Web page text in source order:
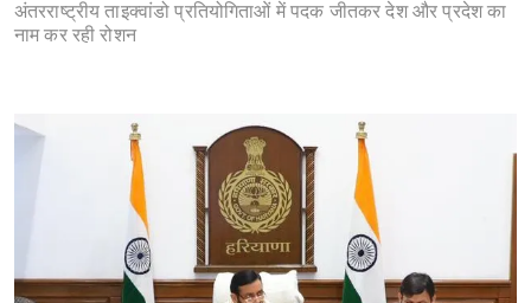
अंतरराष्ट्रीय ताइक्वांडो प्रतियोगिताओं में पदक जीतकर देश और प्रदेश का
नाम कर रही रोशन